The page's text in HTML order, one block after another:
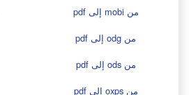
من mobi إلى pdf
من odg إلى pdf
من ods إلى pdf
من oxps إلى pdf